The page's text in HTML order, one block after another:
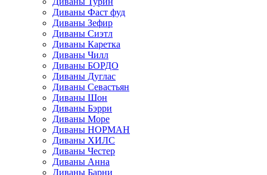
Диваны Фаст фуд
Диваны Зефир
Диваны Сиэтл
Диваны Каретка
Диваны Чилл
Диваны БОРДО
Диваны Дуглас
Диваны Севастьян
Диваны Шон
Диваны Бэрри
Диваны Море
Диваны НОРМАН
Диваны ХИЛС
Диваны Честер
Диваны Анна
Диваны Барни